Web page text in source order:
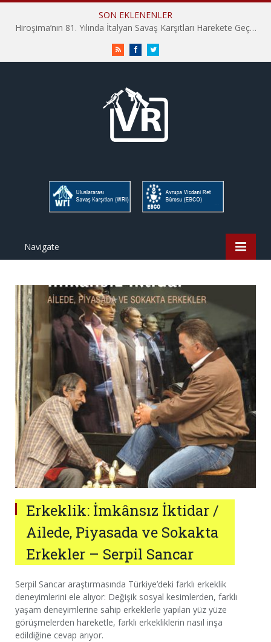
SON EKLENENLER
Hiroşima’nın 81. Yılında İtalyan Savaş Karşıtları Harekete Geçti: “Hatırlamak yeterli değil”
RSS FacebookTwitter
Navigate
Erkeklik: İmkânsız İktidar /
Ailede, Piyasada ve Sokakta
Erkekler – Serpil Sancar
Serpil Sancar araştırmasında Türkiye’deki farklı erkeklik
deneyimlerini ele alıyor: Değişik sosyal kesimlerden, farklı
yaşam deneyimlerine sahip erkeklerle yapılan yüz yüze
görüşmelerden hareketle, farklı erkekliklerin nasıl inşa
edildiğine cevap arıyor.